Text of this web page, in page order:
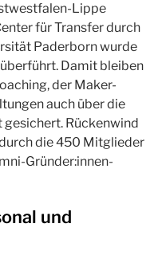
Lippe
für Transfer durch
Paderborn wurde
Damit bleiben
der Maker-
auch über die
Rückenwind
die 450 Mitglieder
Gründer:innen-
und